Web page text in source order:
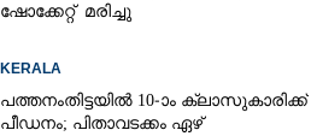
ഷോക്കേറ്റ് മരിച്ചു
KERALA
പത്തനംതിട്ടയിൽ 10-ാം ക്ലാസുകാരിക്ക്
പീഡനം; പിതാവടക്കം ഏഴ്